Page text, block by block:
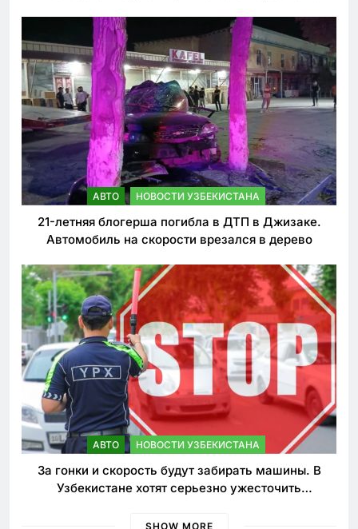
АВТО НОВОСТИ УЗБЕКИСТАНА
21-летняя блогерша погибла в ДТП в Джизаке.
Автомобиль на скорости врезался в дерево
АВТО НОВОСТИ УЗБЕКИСТАНА
За гонки и скорость будут забирать машины. В
Узбекистане хотят серьезно ужесточить
SHOW MORE